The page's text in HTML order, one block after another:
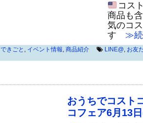
コス
商品も
気のコ
す ≫続
できごと , イベント情報, 商品紹介 LINE@, お友
おうちでコスト
コフェア6月13